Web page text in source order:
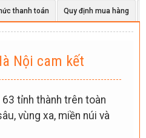
thanh toán Quy định mua hàng
Nội cam kết
tỉnh thành trên toàn
vùng xa, miền núi và